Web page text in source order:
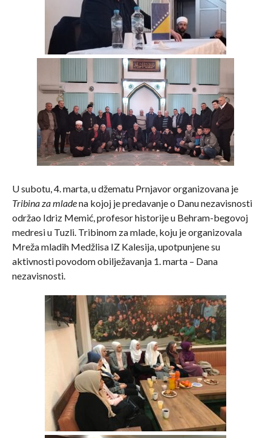
U subotu, 4. marta, u džematu Prnjavor organizovana je
Tribina za mladena kojoj je predavanje o Danu nezavisnosti
održao Idriz Memić, profesor historije u Behram-begovoj
medresi u Tuzli. Tribinom za mlade, koju je organizovala
Mreža mladih Medžlisa IZ Kalesija, upotpunjene su
aktivnosti povodom obilježavanja 1. marta – Dana
nezavisnosti.